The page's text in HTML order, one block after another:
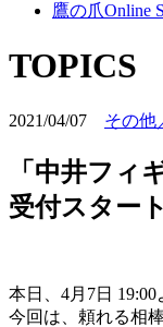
鷹の爪Online
TOPICS
2021/04/07 その他
「中井フィ
受付スター
本日、4月7日
今回は、頼れる相棒